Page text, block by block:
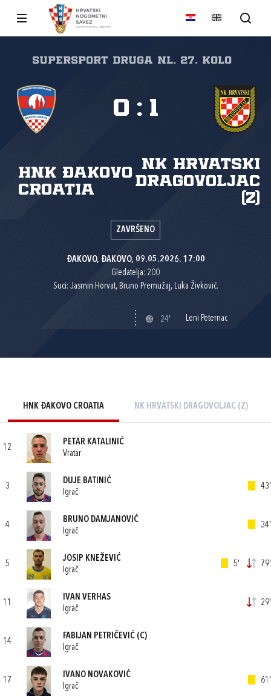
SuperSport Druga NL, 27. kolo
HNK Đakovo
Croatia
NK Hrvatski
dragovoljac
(Z)
0 : 1
ZAVRŠENO
ĐAKOVO, ĐAKOVO, 09.05.2026. 17:00
Gledatelja: 200
Suci: Jasmin Horvat, Bruno Premužaj, Luka Živković.
24' Leni Peternac
HNK ĐAKOVO CROATIA NK HRVATSKI DRAGOVOLJAC (Z)
12
PETAR KATALINIĆ
Vratar
3
DUJE BATINIĆ
Igrač
43'
4
BRUNO DAMJANOVIĆ
Igrač
34'
5
JOSIP KNEŽEVIĆ
Igrač
5' 79'
11
IVAN VERHAS
Igrač
29'
14
FABIJAN PETRIČEVIĆ (C)
Igrač
17
IVANO NOVAKOVIĆ
Igrač
61'